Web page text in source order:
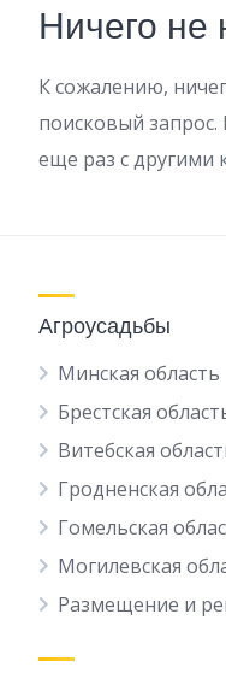
Ничего не
К сожалению,
поисковый
еще раз с
Агроусадьбы
Минская область
Брестская
Витебская
Гродненская
Гомельская
Могилевская
Размещение и